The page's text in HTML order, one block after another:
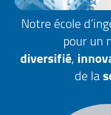
Notre école
pour un
diversifié,
de la